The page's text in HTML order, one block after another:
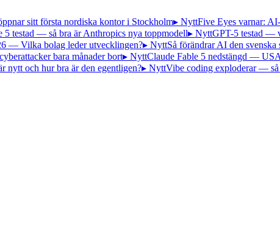
sitt första nordiska kontor i Stockholm▸ NyttFive Eyes varnar:
5 testad — så bra är Anthropics nya toppmodell▸ NyttGPT-5 testad —
— Vilka bolag leder utvecklingen?▸ NyttSå förändrar AI den
bara månader bort▸ NyttClaude Fable 5 nedstängd —
nytt och hur bra är den egentligen?▸ NyttVibe coding exploderar —